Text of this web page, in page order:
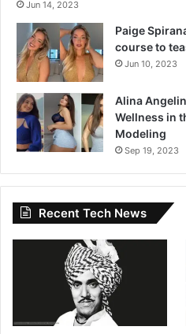
Jun 14, 2023
Paige
course to
Jun 10, 2023
Alina
Wellness in
Modeling
Sep 19, 2023
Recent Tech News